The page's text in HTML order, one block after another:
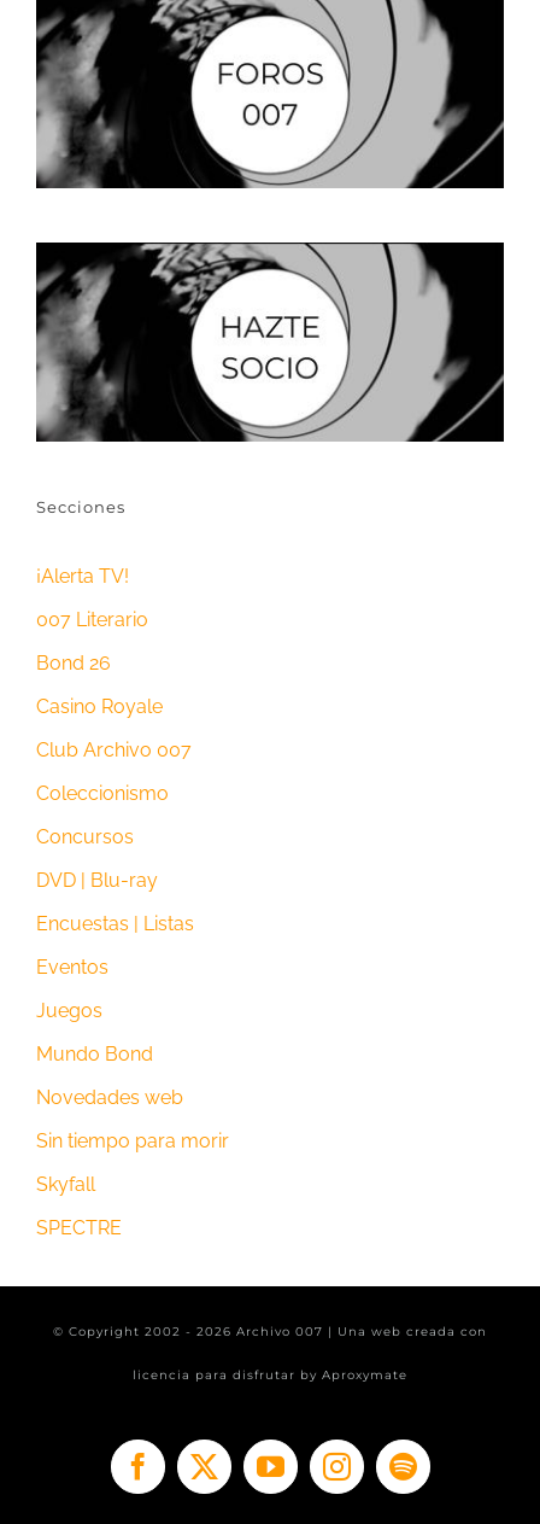
Secciones
¡Alerta TV!
007 Literario
Bond 26
Casino Royale
Club Archivo 007
Coleccionismo
Concursos
DVD | Blu-ray
Encuestas | Listas
Eventos
Juegos
Mundo Bond
Novedades web
Sin tiempo para morir
Skyfall
SPECTRE
© Copyright 2002 - 2026 Archivo 007 | Una web creada con
licencia para disfrutar by Aproxymate
Facebook
X YouTubeInstagramSpotify